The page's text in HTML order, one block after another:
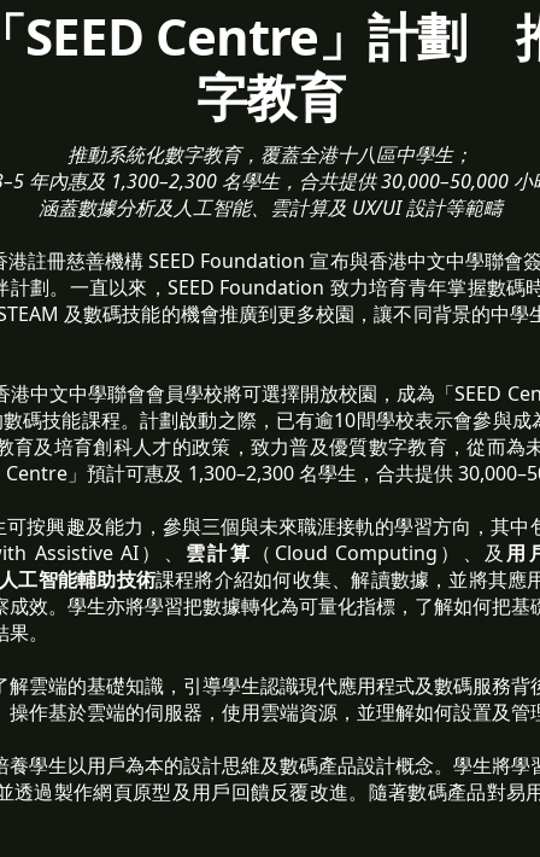
SEED Centre」計劃
字教育
推動系統化數字教育，覆蓋全港十八區中學生；
年內惠及 1,300–2,300 名學生，合共提供 30,000–50,000
涵蓋數據分析及人工智能、雲計算及 UX/UI 設計等範疇
註冊慈善機構 SEED Foundation 宣布與香港中文中學聯會
計劃。一直以來，SEED Foundation 致力培育青年掌握數碼
及數碼技能的機會推廣到更多校園，讓不同背景的中
中文中學聯會會員學校將可選擇開放校園，成為「SEED
碼技能課程。計劃啟動之際，已有逾10間學校表示會參與成
育及培育創科人才的政策，致力普及優質數字教育，從而為
Centre」預計可惠及 1,300–2,300 名學生，合共提供
按興趣及能力，參與三個與未來職涯接軌的學習方向，其中
Assistive AI）、 雲計算 （Cloud Computing）、及 用
工智能輔助技術課程將介紹如何收集、解讀數據，並將其應
效。學生亦將學習把數據轉化為可量化指標，了解如何把
。
解雲端的基礎知識，引導學生認識現代應用程式及數碼服務
作基於雲端的伺服器，使用雲端資源，並理解如何設置及管
養學生以用戶為本的設計思維及數碼產品設計概念。學生將
透過製作網頁原型及用戶回饋反覆改進。隨著數碼產品對易